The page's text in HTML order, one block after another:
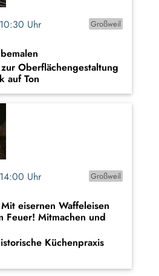
Uhr
Großweil
Oberflächengestaltung
auf Ton
Uhr
Großweil
eisernen Waffeleisen
Feuer! Mitmachen und
Küchenpraxis